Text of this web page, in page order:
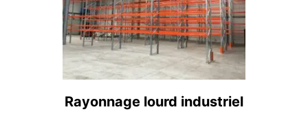
Rayonnage lourd industriel